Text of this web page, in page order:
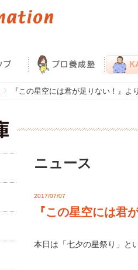
『この星空には君が足りない！』よ
ニュース
2017/07/07
『この星空には君
本日は「七夕の星祭り」と